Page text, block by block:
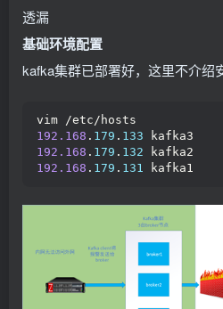
透漏
基础环境配置
kafka集群已部署好，这里不介绍
vim /etc/hosts
192.168 . 179 . 133 kafka3
192.168 . 179 . 132 kafka2
192.168 . 179 . 131 kafka1